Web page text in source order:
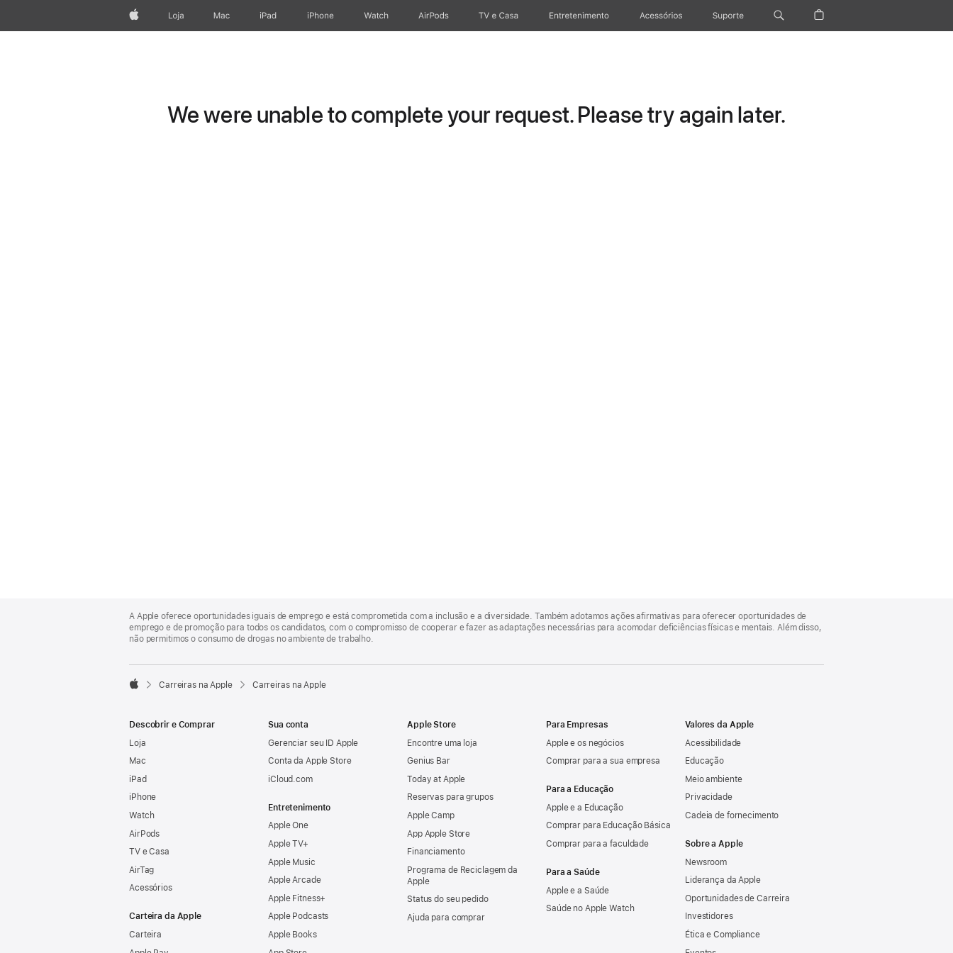
AppleLoja Mac iPad iPhone Apple Watch AirPods TV e Casa Entretenimento Acessórios Suporte
We were unable to complete your request. Please try again later.
Footer
A Apple oferece oportunidades iguais de emprego e está comprometida com a inclusão e a diversidade. Também adotamos ações afirmativas para oferecer oportunidades de
emprego e de promoção para todos os candidatos, com o compromisso de cooperar e fazer as adaptações necessárias para acomodar deficiências físicas e mentais. Além disso,
não permitimos o consumo de drogas no ambiente de trabalho.

Carreiras na Apple Carreiras na Apple
Descobrir e Comprar
Loja
Mac
iPad
iPhone
Watch
AirPods
TV e Casa
AirTag
Acessórios
Carteira da Apple
Carteira
Sua conta
Gerenciar seu ID Apple
Conta da Apple Store
iCloud.com
Entretenimento
Apple One
Apple TV+
Apple Music
Apple Arcade
Apple Fitness+
Apple Podcasts
Apple Books
Apple Store
Encontre uma loja
Genius Bar
Today at Apple
Reservas para grupos
Apple Camp
App Apple Store
Financiamento
Programa de Reciclagem da
Apple
Status do seu pedido
Ajuda para comprar
Para Empresas
Apple e os negócios
Comprar para a sua empresa
Para a Educação
Apple e a Educação
Comprar para Educação Básica
Comprar para a faculdade
Para a Saúde
Apple e a Saúde
Saúde no Apple Watch
Valores da Apple
Acessibilidade
Educação
Meio ambiente
Privacidade
Cadeia de fornecimento
Sobre a Apple
Newsroom
Liderança da Apple
Oportunidades de Carreira
Investidores
Ética e Compliance